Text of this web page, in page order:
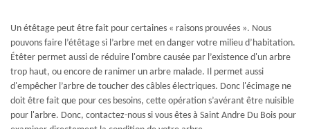
Un étêtage peut être fait pour certaines « raisons prouvées ». Nous
pouvons faire l’étêtage si l’arbre met en danger votre milieu d’habitation.
Étêter permet aussi de réduire l'ombre causée par l’existence d'un arbre
trop haut, ou encore de ranimer un arbre malade. Il permet aussi
d'empêcher l’arbre de toucher des câbles électriques. Donc l'écimage ne
doit être fait que pour ces besoins, cette opération s’avérant être nuisible
pour l'arbre. Donc, contactez-nous si vous êtes à Saint Andre Du Bois pour